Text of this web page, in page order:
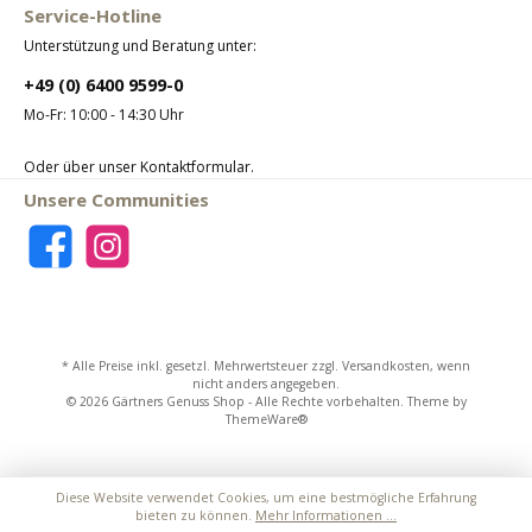
Service-Hotline
Unterstützung und Beratung unter:
+49 (0) 6400 9599-0
Mo-Fr: 10:00 - 14:30 Uhr
Oder über unser Kontaktformular.
Unsere Communities
* Alle Preise inkl. gesetzl. Mehrwertsteuer zzgl. Versandkosten, wenn
nicht anders angegeben.
© 2026 Gärtners Genuss Shop - Alle Rechte vorbehalten. Theme by
ThemeWare®
Diese Website verwendet Cookies, um eine bestmögliche Erfahrung
bieten zu können. Mehr Informationen ...